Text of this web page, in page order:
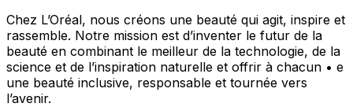
Chez L’Oréal, nous créons une beauté qui agit, inspire et
rassemble. Notre mission est d’inventer le futur de la
beauté en combinant le meilleur de la technologie, de la
science et de l’inspiration naturelle et offrir à chacun • e
une beauté inclusive, responsable et tournée vers
l’avenir.